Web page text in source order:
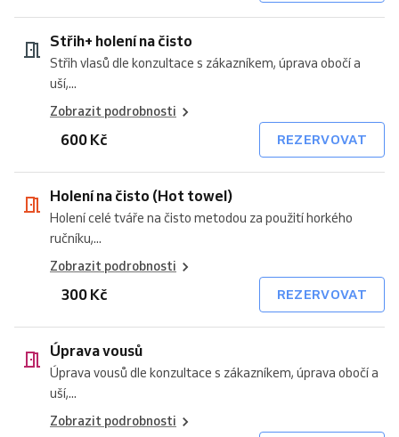
Střih+ holení na čisto
Střih vlasů dle konzultace s zákazníkem, úprava obočí a
uší,...
Zobrazit podrobnosti
600 Kč REZERVOVAT
Holení na čisto (Hot towel)
Holení celé tváře na čisto metodou za použití horkého
ručníku,...
Zobrazit podrobnosti
300 Kč REZERVOVAT
Úprava vousů
Úprava vousů dle konzultace s zákazníkem, úprava obočí a
uší,...
Zobrazit podrobnosti